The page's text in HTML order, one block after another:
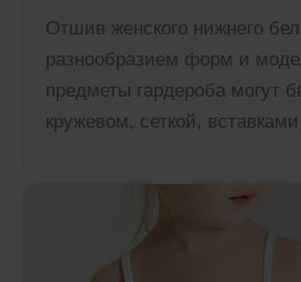
Отшив женского нижнего
разнообразием форм и
предметы гардероба могут
кружевом, сеткой,